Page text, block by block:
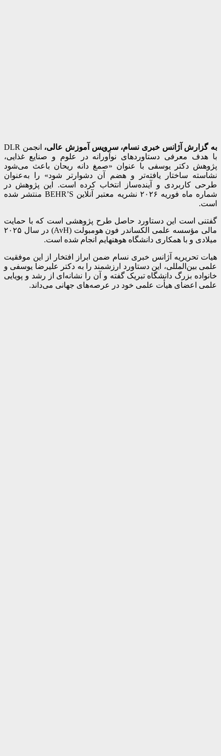
به گزارش آژانس خبری نسام، سرویس آموزش عالی،
انجمن DLR
با هدف معرفی دستاوردهای نوآورانه در علوم و صنایع غذایی،
پژوهش دکتر یوسفی با عنوان «صمغ دانه ریحان باعث می‌شود
نشاسته ساختار یافته‌تر و هضم آن دشوارتر شود» را به‌عنوان
طرحی کاربردی و آینده‌ساز انتخاب کرده است. این پژوهش در
شماره ماه فوریه ۲۰۲۶ نشریه معتبر آنلاین
BEHR’Sمنتشر شده
است.
گفتنی است این دستاورد حاصل طرح پژوهشی است که با حمایت
مالی مؤسسه علمی الکساندر فون هومبولت (AvH)
در سال ۲۰۲۵
میلادی و با همکاری دانشگاه هوهنهایم انجام شده است.
هیات تحریریه آژانس خبری نسام ضمن ابراز افتخار از این موفقیت
علمی بین‌المللی، این دستاورد ارزشمند را به دکتر علیرضا یوسفی و
خانواده بزرگ دانشگاه تبریک گفته و آن را نشانه‌ای از رشد و پویایی
علمی اعضای هیأت علمی خود در عرصه‌های جهانی می‌داند.